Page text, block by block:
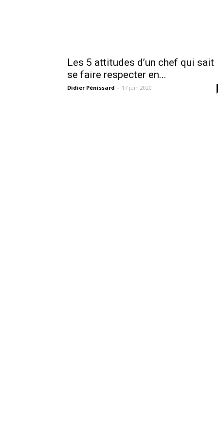
Les 5 attitudes d’un chef qui sait
se faire respecter en...
Didier Pénissard - 17 juin 2020